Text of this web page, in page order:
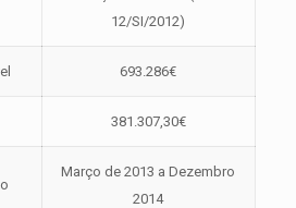
12/SI/2012)
693.286€
381.307,30€
Março de 2013 a Dezembro
2014